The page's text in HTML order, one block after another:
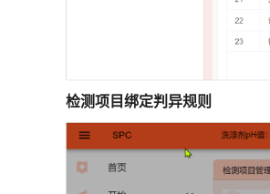
检测项目绑定判异规则